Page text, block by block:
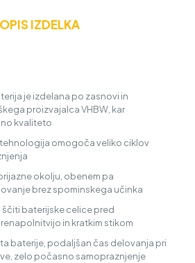
OPIS IZDELKA
je izdelana po zasnovi in
proizvajalca VHBW, kar
kvaliteto
omogoča veliko ciklov
okolju, obenem pa
brez spominskega učinka
ščiti baterijske celice pred
in kratkim stikom
baterije, podaljšan čas delovanja pri
zelo počasno samopraznjenje